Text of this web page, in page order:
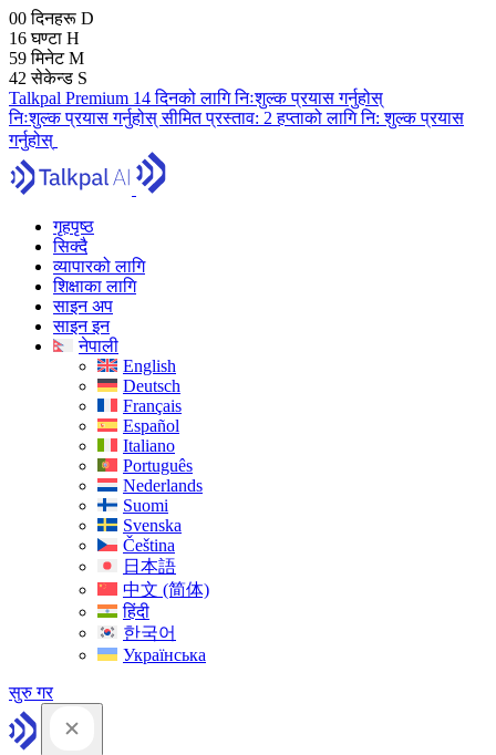
00 दिनहरू D
16 घण्टा H
59 मिनेटM
41 सेकेन्ड S
Talkpal Premium 14 दिनको लागि निःशुल्क प्रयास गर्नुहोस्
निःशुल्क प्रयास गर्नुहोस्सीमित प्रस्ताव: 2 हप्ताको लागि नि: शुल्क प्रयास
गर्नुहोस्
गृहपृष्ठ
सिक्दै
व्यापारको लागि
शिक्षाका लागि
साइन अप
साइन इन
नेपाली
English
Deutsch
Français
Español
Italiano
Português
Nederlands
Suomi
Svenska
Čeština
日本語
中文 (简体)
हिंदी
한국어
Українська
सुरु गर